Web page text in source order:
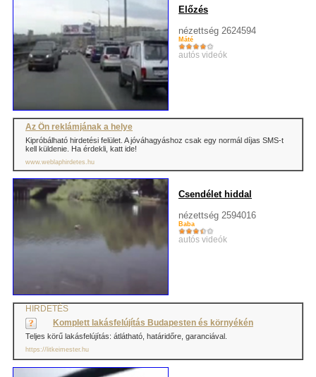
Előzés
nézettség 2624594
Máté
autós videók
Az Ön reklámjának a helye
Kipróbálható hirdetési felület. A jóváhagyáshoz csak egy normál díjas SMS-t
kell küldenie. Ha érdekli, katt ide!
www.weblaphirdetes.hu
Csendélet hiddal
nézettség 2594016
Baba
autós videók
HIRDETÉS
Komplett lakásfelújítás Budapesten és környékén
Teljes körű lakásfelújítás: átlátható, határidőre, garanciával.
https://litkeimester.hu